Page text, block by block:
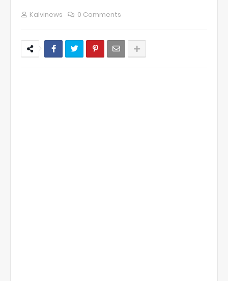
Kalvinews 0 Comments